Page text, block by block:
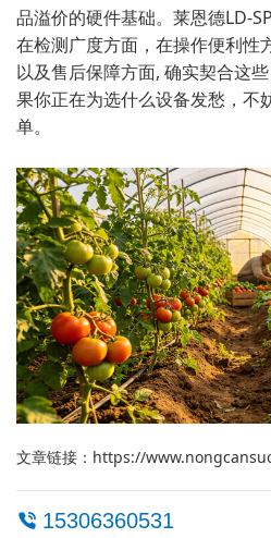
品溢价的硬件基础。莱恩德LD-
在检测广度方面，在操作⁠便利性
以及售后保障方面, 确实契合这
果你正在为选什么设备发愁，不
单。
文章链接： https://
15306360531